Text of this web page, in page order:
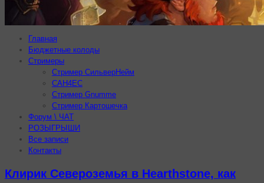
Главная
Бюджетные колоды
Стримеры
Стример СильверНейм
CAH4EC
Стример Gnumme
Стример Картошечка
Форум \ ЧАТ
РОЗЫГРЫШИ
Все записи
Контакты
Клирик Североземья в Hearthstone, как